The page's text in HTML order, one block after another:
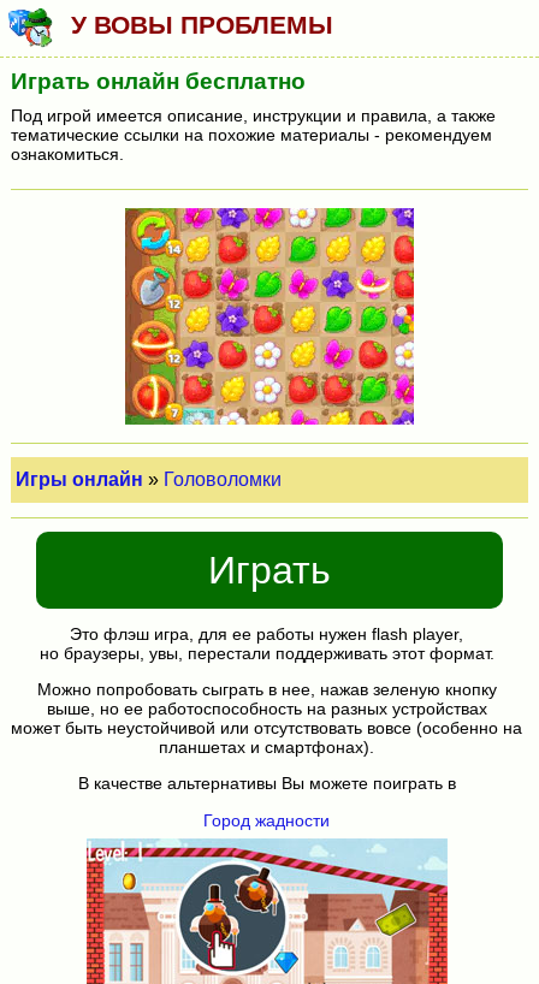
У ВОВЫ ПРОБЛЕМЫ
Играть онлайн бесплатно
Под игрой имеется описание, инструкции и правила, а также
тематические ссылки на похожие материалы - рекомендуем
ознакомиться.
Игры онлайн » Головоломки
Играть
Это флэш игра, для ее работы нужен flash player,
но браузеры, увы, перестали поддерживать этот формат.
Можно попробовать сыграть в нее, нажав зеленую кнопку
выше, но ее работоспособность на разных устройствах
может быть неустойчивой или отсутствовать вовсе (особенно на
планшетах и смартфонах).
В качестве альтернативы Вы можете поиграть в
Город жадности